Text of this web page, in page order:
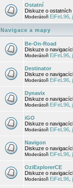
Ostatní
Diskuze o ostatních
Moderátoři EiFeL96
Navigace a mapy
Be-On-Road
Diskuze o
Moderátoři EiFeL96
Destinator
Diskuze o
Moderátoři EiFeL96
Dynavix
Diskuze o
Moderátoři EiFeL96
iGO
Diskuze o
Moderátoři EiFeL96
Navigon
Diskuze o
Moderátoři EiFeL96
OziExplorerCE
Diskuze o
Moderátoři EiFeL96